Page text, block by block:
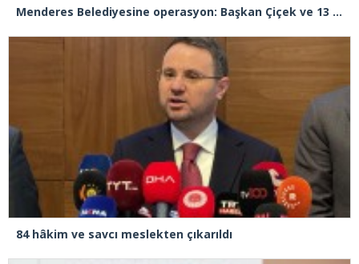
Menderes Belediyesine operasyon: Başkan Çiçek ve 13 kişi gözaltında
84 hâkim ve savcı meslekten çıkarıldı